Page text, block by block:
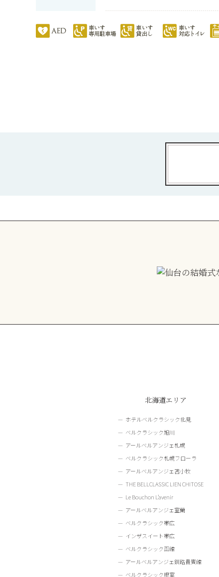
北海道エリア
ホテルベルクラシック北見
ベルクラシック旭川
アールベルアンジェ札幌
ベルクラシック札幌フローラ
アールベルアンジェ苫小牧
THE BELLCLASSIC LIEN CHITOSE
Le Bouchon L’avenir
アールベルアンジェ室蘭
ベルクラシック帯広
インザスイート帯広
ベルクラシック函館
アールベルアンジェ釧路貴賓館
ベルクラシック根室